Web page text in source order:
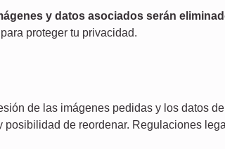
y datos asociados serán
proteger tu privacidad.
de las imágenes pedidas y los datos
de reordenar. Regulaciones